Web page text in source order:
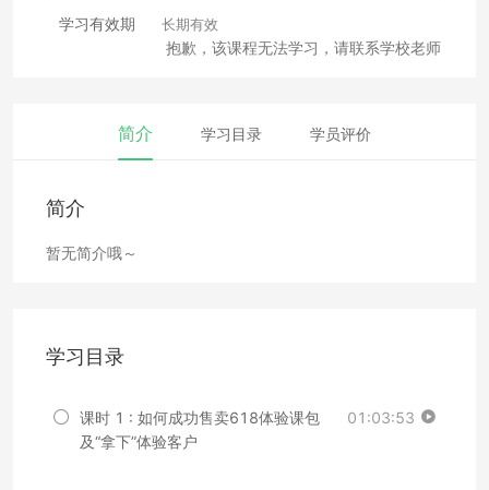
学习有效期 长期有效
抱歉，该课程无法学习，请联系学校老师
简介 学习目录 学员评价
简介
暂无简介哦～
学习目录
课时 1 : 如何成功售卖618体验课包
及“拿下”体验客户
01:03:53